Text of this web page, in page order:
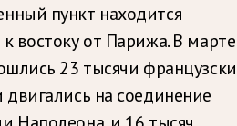
пункт находится
востоку от Парижа. В марте
23 тысячи
на соединение